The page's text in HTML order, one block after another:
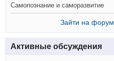
Самопознание и саморазвитие
Зайти на форум
Активные обсуждения